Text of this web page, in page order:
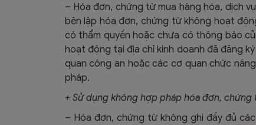
– Hóa đơn, chứng từ mua hàng hóa, dịch
bên lập hóa đơn, chứng từ không hoạt
có thẩm quyền hoặc chưa có thông báo
hoạt động tại địa chỉ kinh doanh đã đăng
quan công an hoặc các cơ quan chức
pháp.
+ Sử dụng không hợp pháp hóa đơn, chứng
– Hóa đơn, chứng từ không ghi đầy đủ